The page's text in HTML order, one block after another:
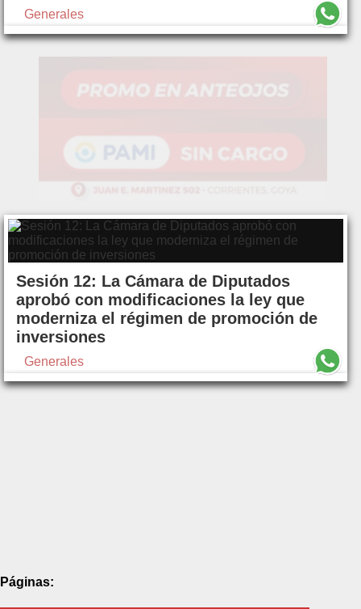
Generales
Sesión 12: La Cámara de Diputados
aprobó con modificaciones la ley que
moderniza el régimen de promoción de
inversiones
Generales
Páginas: